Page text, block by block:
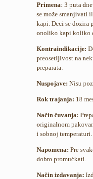
Primena: 3 puta
se može smanjivati
kapi. Deci se dozira
onoliko kapi koliko
Kontraindikacije:
preosetljivost na
preparata.
Nuspojave: Nisu
Rok trajanja: 18
Način čuvanja:
originalnom
i sobnoj temperaturi.
Napomena: Pre
dobro promućkati.
Način izdavanja: